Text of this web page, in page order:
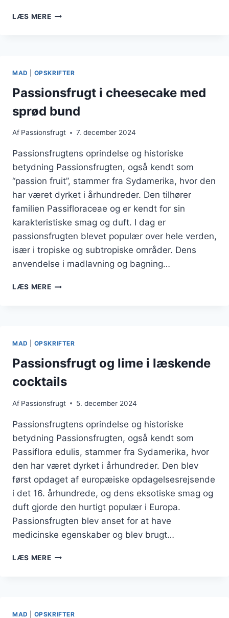
LÆS MEREPASSIONSFRUGT
MAD OPSKRIFTER
Passionsfrugt i cheesecake med
sprød bund
Af Passionsfrugt 7. december 2024
Passionsfrugtens oprindelse og historiske
betydning Passionsfrugten, også kendt som
“passion fruit”, stammer fra Sydamerika, hvor den
har været dyrket i århundreder. Den tilhører
familien Passifloraceae og er kendt for sin
karakteristiske smag og duft. I dag er
passionsfrugten blevet populær over hele verden,
især i tropiske og subtropiske områder. Dens
anvendelse i madlavning og bagning…
LÆS MEREPASSIONSFRUGT
MAD OPSKRIFTER
Passionsfrugt og lime i læskende
cocktails
Af Passionsfrugt 5. december 2024
Passionsfrugtens oprindelse og historiske
betydning Passionsfrugten, også kendt som
Passiflora edulis, stammer fra Sydamerika, hvor
den har været dyrket i århundreder. Den blev
først opdaget af europæiske opdagelsesrejsende
i det 16. århundrede, og dens eksotiske smag og
duft gjorde den hurtigt populær i Europa.
Passionsfrugten blev anset for at have
medicinske egenskaber og blev brugt…
LÆS MEREPASSIONSFRUGT
MAD OPSKRIFTER